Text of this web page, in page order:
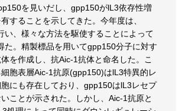
を見いだし、gpp150がlL3依存性増
することを示してきた。今年度は、
い、様々な方法を駆使することによって
た。精製標品を用いてgpp150分子に対す
を作成し、抗Aic-1抗体と命名した。こ
胞表層Aic-1抗原(gpp150)はlL3特異的レ
にも存在しており、gpp150はlL3レセプ
ことが示された。しかし、Aic-1抗原と